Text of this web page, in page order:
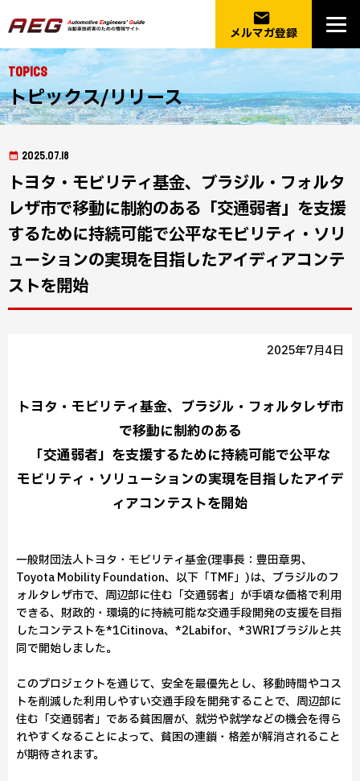
email
メルマガ登録
Topics
トピックス/リリース
2025.07.18
トヨタ・モビリティ基金、ブラジル・フォルタ
レザ市で移動に制約のある「交通弱者」を支援
するために持続可能で公平なモビリティ・ソリ
ューションの実現を目指したアイディアコンテ
ストを開始
2025年7月4日
トヨタ・モビリティ基金、ブラジル・フォルタレザ市
で移動に制約のある
「交通弱者」を支援するために持続可能で公平な
モビリティ・ソリューションの実現を目指したアイデ
ィアコンテストを開始
一般財団法人トヨタ・モビリティ基金(理事長：豊田章男、
Toyota Mobility Foundation、以下「TMF」)は、ブラジルのフ
ォルタレザ市で、周辺部に住む「交通弱者」が手頃な価格で利用
できる、財政的・環境的に持続可能な交通手段開発の支援を目指
したコンテストを*1Citinova、*2Labifor、*3WRIブラジルと共
同で開始しました。
このプロジェクトを通じて、安全を最優先とし、移動時間やコス
トを削減した利用しやすい交通手段を開発することで、周辺部に
住む「交通弱者」である貧困層が、就労や就学などの機会を得ら
れやすくなることによって、貧困の連鎖・格差が解消されること
が期待されます。